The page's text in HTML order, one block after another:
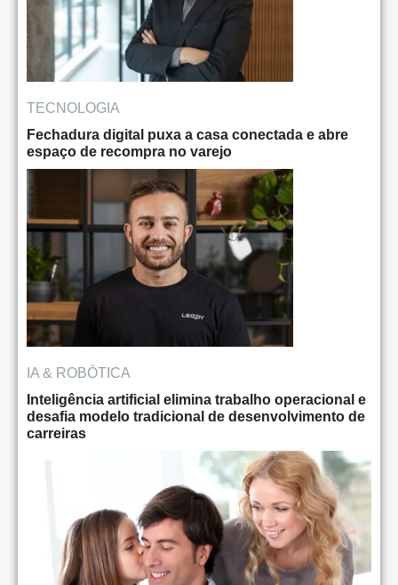
TECNOLOGIA
Fechadura digital puxa a casa conectada e abre
espaço de recompra no varejo
IA & ROBÓTICA
Inteligência artificial elimina trabalho operacional e
desafia modelo tradicional de desenvolvimento de
carreiras